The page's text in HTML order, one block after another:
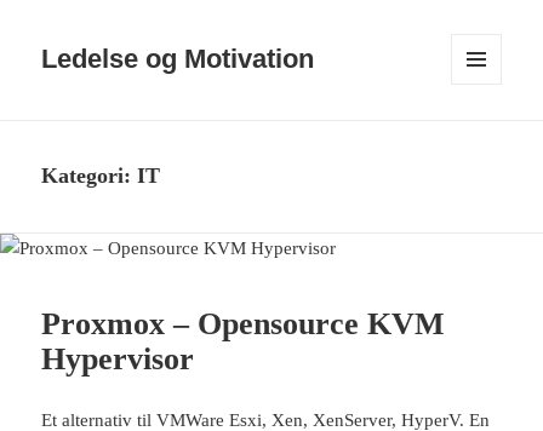
Ledelse og Motivation
Kategori:IT
Proxmox – Opensource KVM
Hypervisor
Et alternativ til VMWare Esxi, Xen, XenServer, HyperV. En